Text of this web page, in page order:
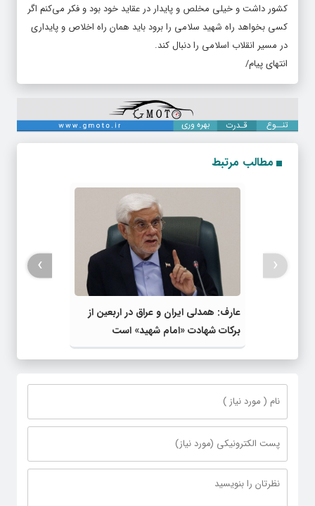
کشور داشت و خیلی مخلص و پایدار در عقاید خود بود و فکر می‌کنم اگر
کسی بخواهد راه شهید سلامی را برود باید همان راه اخلاص و پایداری
در مسیر انقلاب اسلامی را دنبال کند.
انتهای پیام/
مطالب مرتبط
عارف: همدلی ایران و عراق در اربعین از
برکات شهادت «امام شهید» است
‹
›